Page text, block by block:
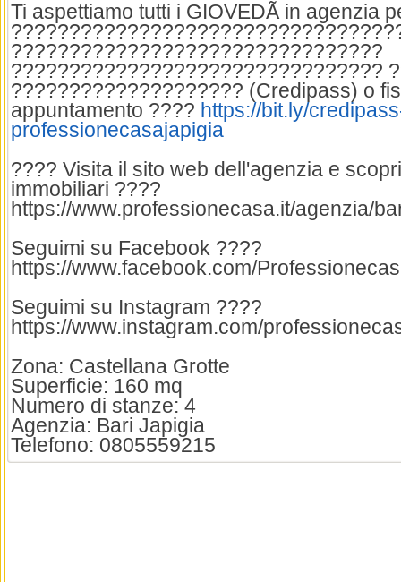
Ti aspettiamo tutti i GIOVEDÃ in agenzia
????????????????????????????????
????????????????????????????????
???????????????????? (Credipass) o
appuntamento ???? https://bit.ly/
professionecasajapigia
???? Visita il sito web dell'agenzia e
immobiliari ????
https://www.professionecasa.it/agenzia/
Seguimi su Facebook ????
https://www.facebook.com/
Seguimi su Instagram ????
https://www.instagram.com/
Zona: Castellana Grotte
Superficie: 160 mq
Numero di stanze: 4
Agenzia: Bari Japigia
Telefono: 0805559215